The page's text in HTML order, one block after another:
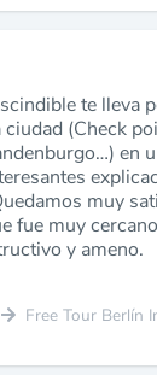
te lleva
(Check
en
muy
fue muy
y ameno.
Free Tour Berlín